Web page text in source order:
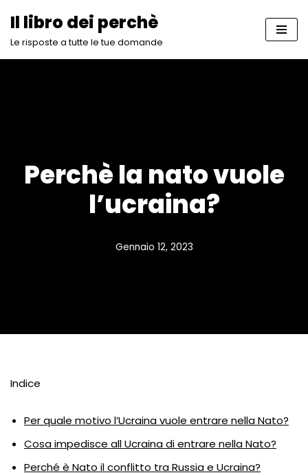
Vai
Il libro dei perchè
Le risposte a tutte le tue domande
Perchè la nato vuole
l’ucraina?
Gennaio 12, 2023
Indice
Per quale motivo l’Ucraina vuole entrare nella Nato?
Cosa impedisce all Ucraina di entrare nella Nato?
Perché è Nato il conflitto tra Russia e Ucraina?